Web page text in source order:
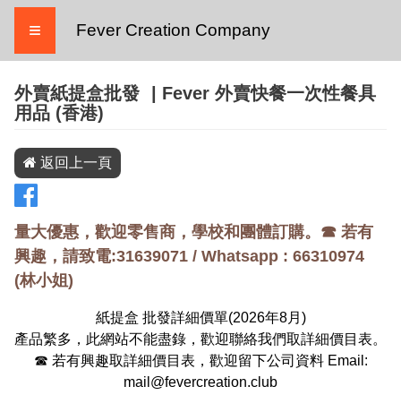
≡ Fever Creation Company
外賣紙提盒批發
| Fever 外賣快餐一次性餐具
用品 (香港)
返回上一頁
量大優惠，歡迎零售商，學校和團體訂購。☎ 若有
興趣，請致電:31639071 / Whatsapp : 66310974
(林小姐)
紙提盒 批發詳細價單(2026年8月)
產品繁多，此網站不能盡錄，歡迎聯絡我們取詳細價目表。
☎ 若有興趣取詳細價目表，歡迎留下公司資料 Email:
mail@fevercreation.club